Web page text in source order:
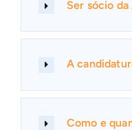
Ser sócio
A
Como e